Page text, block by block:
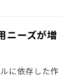
ニーズが増
に依存した作